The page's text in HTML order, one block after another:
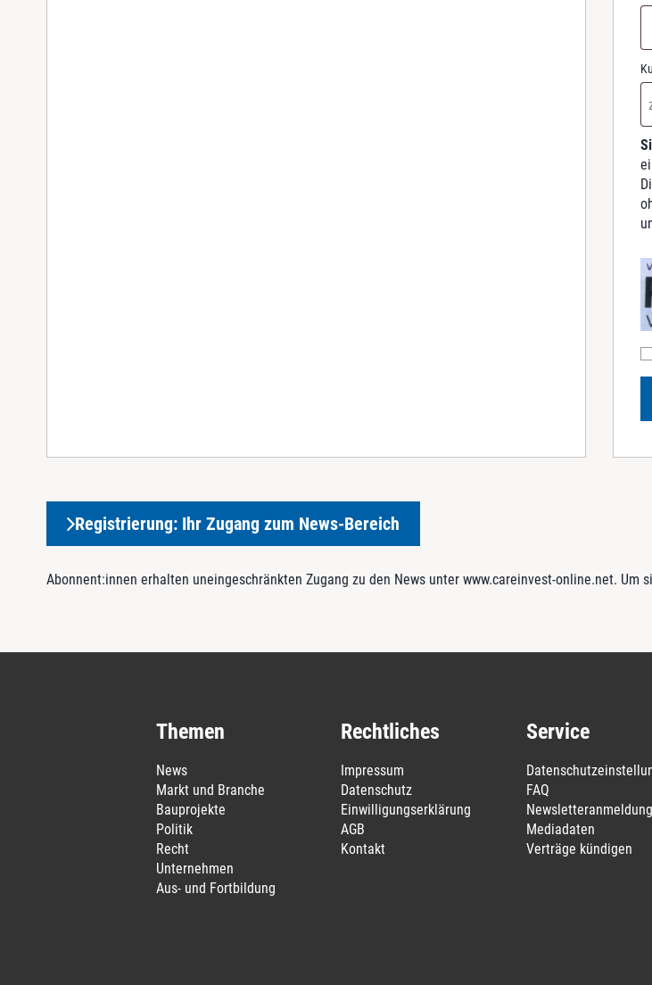
Registrierung: Ihr Zugang zum News-Bereich
Abonnent:innen erhalten uneingeschränkten Zugang zu den News unter www.careinvest-online.net.
Themen
News
Markt und Branche
Bauprojekte
Politik
Recht
Unternehmen
Aus- und Fortbildung
Rechtliches
Impressum
Datenschutz
Einwilligungserklärung
AGB
Kontakt
Service
FAQ
Newsletteranmeldung
Mediadaten
Verträge kündigen